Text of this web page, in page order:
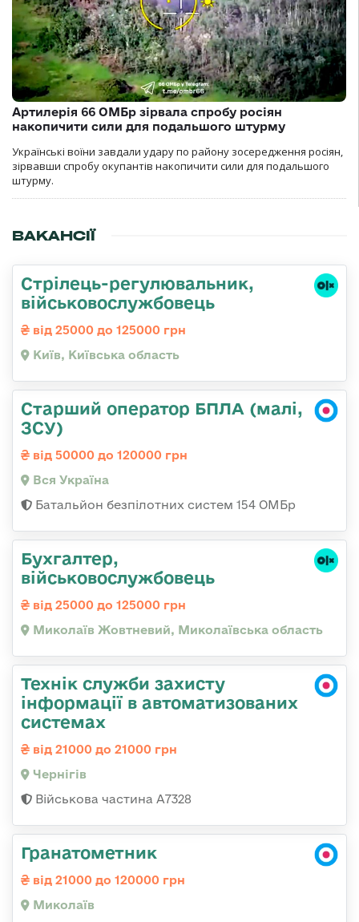
Артилерія 66 ОМБр зірвала спробу росіян
накопичити сили для подальшого штурму
Українські воїни завдали удару по району зосередження росіян,
зірвавши спробу окупантів накопичити сили для подальшого
штурму.
ВАКАНСІЇ
Стpілець-регулювальник,
військовослужбовець
від 25000 до 125000 грн
Київ, Київська область
Старший оператор БПЛА (малі,
ЗСУ)
від 50000 до 120000 грн
Вся Україна
Батальйон безпілотних систем 154 ОМБр
Бухгалтер,
військовослужбовець
від 25000 до 125000 грн
Миколаїв Жовтневий, Миколаївська область
Технік служби захисту
інформації в автоматизованих
системах
від 21000 до 21000 грн
Чернігів
Військова частина А7328
Гранатометник
від 21000 до 120000 грн
Миколаїв